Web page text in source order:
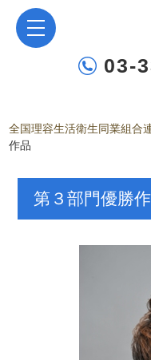
03-
全国理容生活衛生同業組合
作品
第３部門優勝